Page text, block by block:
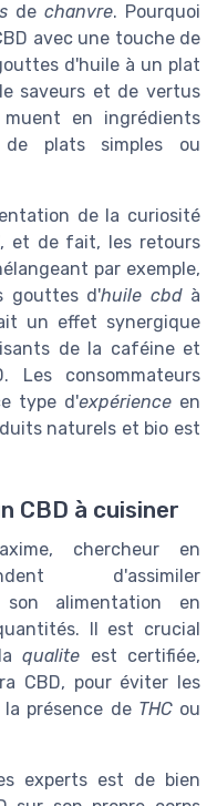
dechanvre. Pourquoi
avec une touche de
d'huile à un plat
saveurs et de vertus
en ingrédients
de plats simples ou
de la curiosité
, et de fait, les retours
par exemple,
gouttes d'huile cbdà
un effet synergique
de la caféine et
Les consommateurs
type d'expérience en
naturels et bio est
CBD à cuisiner
chercheur en
d'assimiler
alimentation en
Il est crucial
laqualite est certifiée,
CBD, pour éviter les
la présence de THCou
experts est de bien